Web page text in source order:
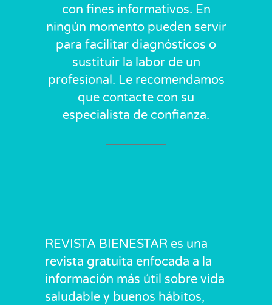
con fines informativos. En
ningún momento pueden servir
para facilitar diagnósticos o
sustituir la labor de un
profesional. Le recomendamos
que contacte con su
especialista de confianza.
REVISTA BIENESTAR es una
revista gratuita enfocada a la
información más útil sobre vida
saludable y buenos hábitos,